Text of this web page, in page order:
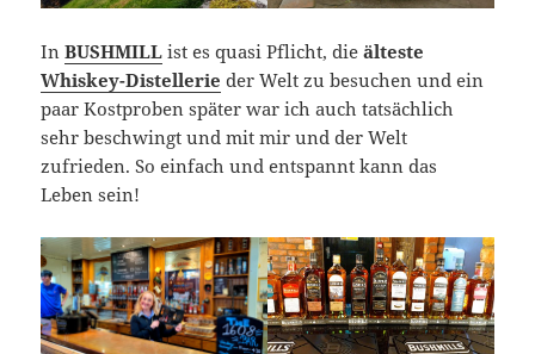
InBUSHMILL ist es quasi Pflicht, dieälteste
Whiskey-Distellerie der Welt zu besuchen und ein
paar Kostproben später war ich auch tatsächlich
sehr beschwingt und mit mir und der Welt
zufrieden. So einfach und entspannt kann das
Leben sein!